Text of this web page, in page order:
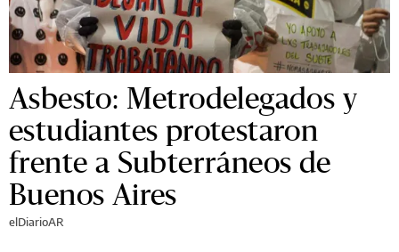
Asbesto: Metrodelegados y
estudiantes protestaron
frente a Subterráneos de
Buenos Aires
elDiarioAR